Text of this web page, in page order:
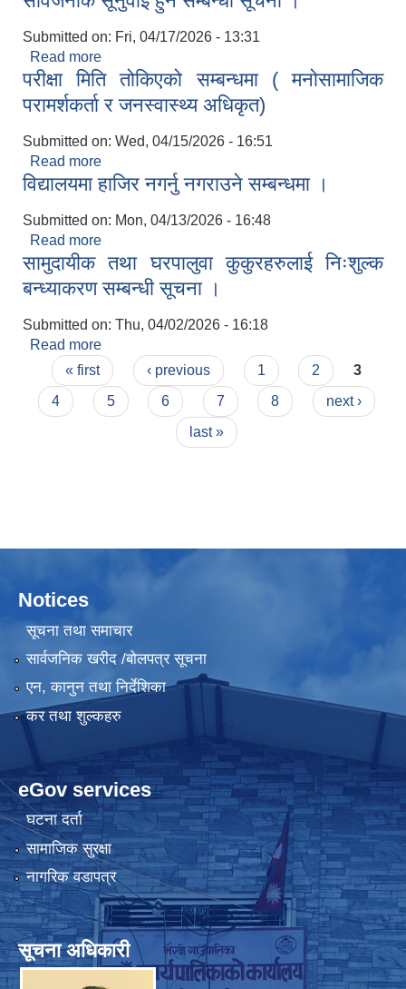
Submitted on: Fri, 04/17/2026 - 13:31
Read more
परीक्षा मिति तोकिएको सम्बन्धमा ( मनोसामाजिक
परामर्शकर्ता र जनस्वास्थ्य अधिकृत)
Submitted on: Wed, 04/15/2026 - 16:51
Read more
परामर्शकर्ता र जनस्वास्थ्य अधिकृत)
विद्यालयमा हाजिर नगर्नु नगराउने सम्बन्धमा ।
Submitted on: Mon, 04/13/2026 - 16:48
Read more
सामुदायीक तथा घरपालुवा कुकुरहरुलाई निःशुल्क
बन्ध्याकरण सम्बन्धी सूचना ।
Submitted on: Thu, 04/02/2026 - 16:18
Read more
बन्ध्याकरण सम्बन्धी सूचना ।
Pages
« first ‹ previous 1 2
3
4
5 6 7 8
next ›
last »
Notices
सूचना तथा समाचार
सार्वजनिक खरीद /बोलपत्र सूचना
एन, कानुन तथा निर्देशिका
कर तथा शुल्कहरु
eGov services
घटना दर्ता
सामाजिक सुरक्षा
नागरिक वडापत्र
सूचना अधिकारी